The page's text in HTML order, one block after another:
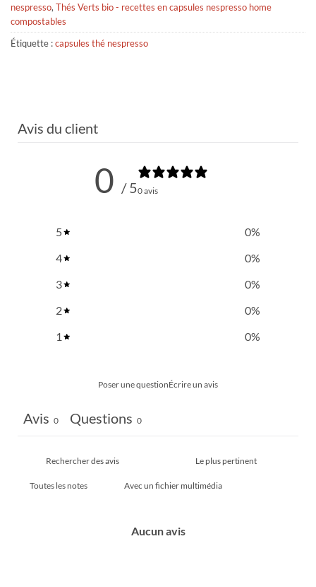
nespresso,Thés Verts bio - recettes en capsules nespresso home
compostables
Étiquette :capsules thé nespresso
Avis du client
0 / 50 avis
5 0%
4
0%
3
0%
2
0%
1
0%
Poser une questionÉcrire un avis
Avis 0 Questions 0
Avec un fichier multimédia
Aucun avis